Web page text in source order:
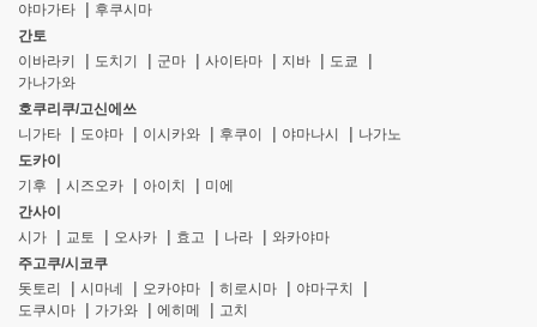
야마가타
후쿠시마
간토
이바라키
도치기 군마 사이타마 지바
도쿄
가나가와
호쿠리쿠/고신에쓰
니가타
도야마 이시카와 후쿠이 야마나시
나가노
도카이
기후
시즈오카 아이치
미에
간사이
시가
교토 오사카 효고 나라
와카야마
주고쿠/시코쿠
돗토리
시마네 오카야마 히로시마
야마구치
도쿠시마
가가와 에히메
고치